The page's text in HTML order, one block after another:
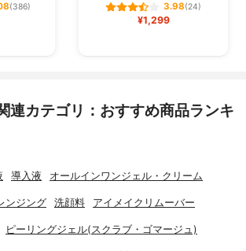
(386) 3.98(24)
¥1,299
連カテゴリ：おすすめ商品ランキ
導入液 オールインワンジェル・クリーム
ンジング 洗顔料 アイメイクリムーバー
ピーリングジェル(スクラブ・ゴマージュ)